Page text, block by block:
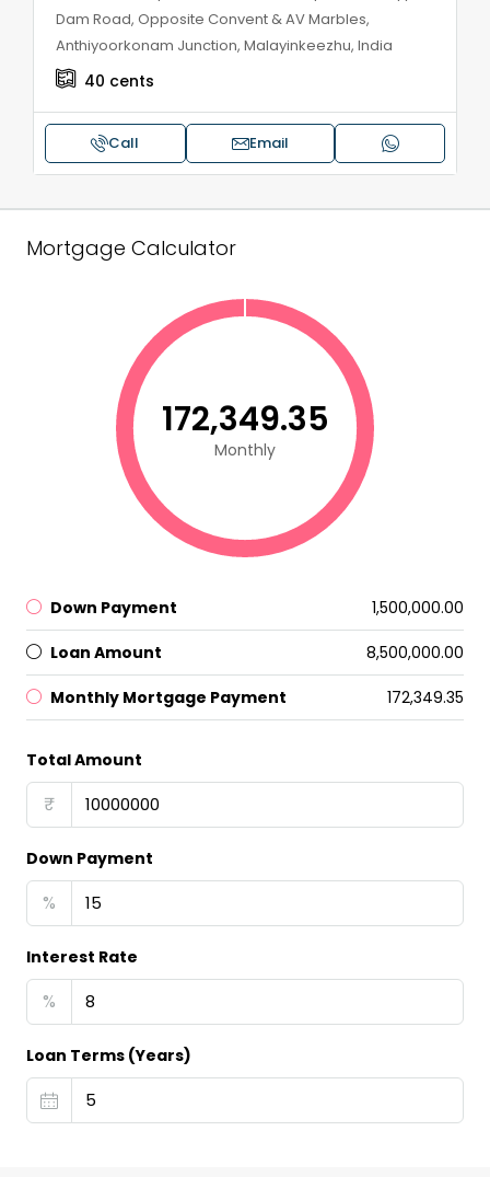
Dam Road, Opposite Convent & AV Marbles,
Anthiyoorkonam Junction, Malayinkeezhu, India
40 cents
Call Email
Mortgage Calculator
₹172,349.35
Monthly
Down Payment ₹1,500,000.00
Loan Amount ₹8,500,000.00
Monthly Mortgage Payment ₹172,349.35
Total Amount
₹
Down Payment
%
Interest Rate
%
Loan Terms (Years)